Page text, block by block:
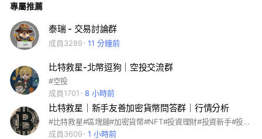
專屬推薦
泰瑞 - 交易討論群
成員3289 11 分鐘前
比特救星-北幣逗狗｜空投交流群
#空投
成員1701
8 小時前
比特救星｜新手友善加密貨幣問答群｜行情分析
#比特救星#區塊鏈#加密貨幣#NFT#投資理財#投資新手#投資知識#比特幣#Babydoge
成員3609
1 小時前